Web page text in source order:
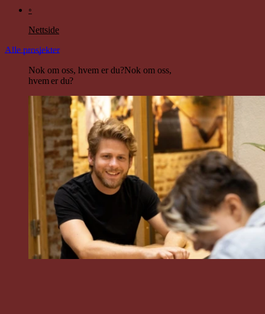
◦
Nettside
Alle prosjekter
Nok om oss, hvem er du?Nok om oss,
hvem er du?